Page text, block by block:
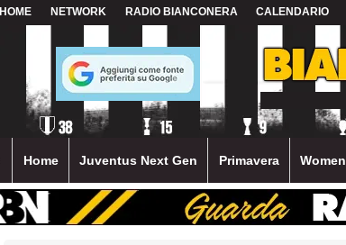
HOME NETWORK RADIO BIANCONERA CALENDARIO
Home Juventus Next Gen Primavera Women